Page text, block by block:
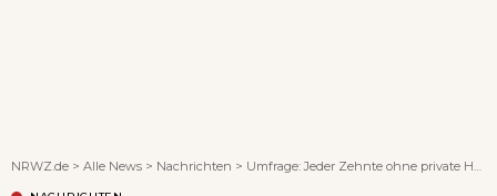
NRWZ.de > Alle News > Nachrichten > ­Umfrage: Jeder Zehnte ohne private Haftpflicht-Versicherung